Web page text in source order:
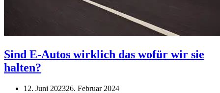
Sind E-Autos wirklich das wofür wir sie
halten?
12. Juni 202326. Februar 2024